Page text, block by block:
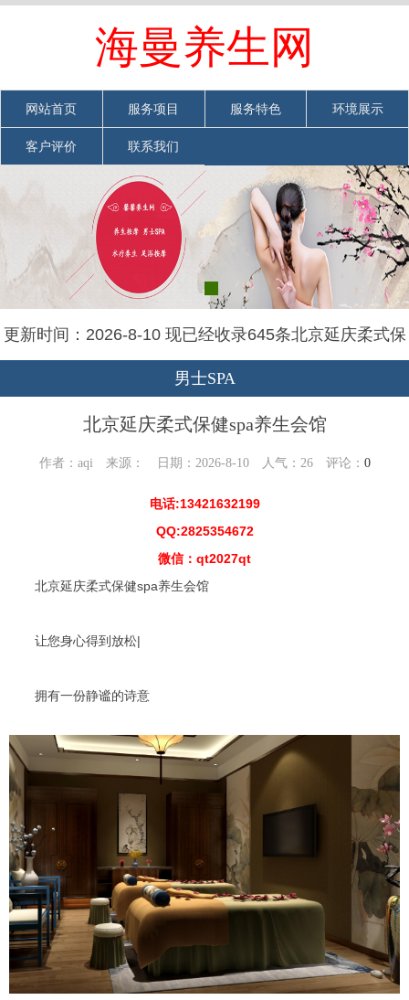
网站首页 加入收藏
海曼养生网
网站首页 服务项目 服务特色 环境展示
客户评价 联系我们
更新时间：2026-8-10 现已经收录645条北京延庆柔式保
健spa养生会馆信息
男士SPA
北京延庆柔式保健spa养生会馆
作者：aqi 来源： 日期：2026-8-10 人气： 26评论： 0
电话:13421632199
QQ:2825354672
微信：qt2027qt
北京延庆柔式保健spa养生会馆
让您身心得到放松|
拥有一份静谧的诗意